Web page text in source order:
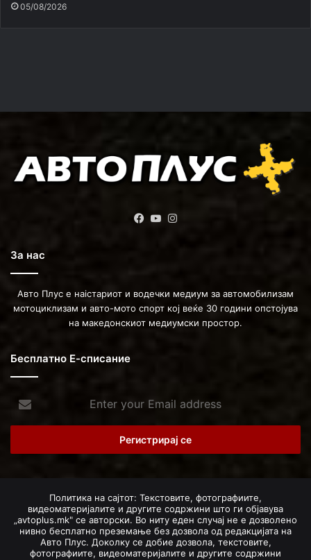
05/08/2026
Facebook
YouTube
За нас
Авто Плус е наістариот и водечки медиум за автомобилизам
мотоциклизам и авто-мото спорт кој веќе 30 години опстојува
на македонскиот медиумски простор.
Бесплатно Е-списание
Enter
your
Email
Политика на сајтот: Текстовите, фотографиите,
видеоматеријалите и другите содржини што ги објавува
„avtoplus.mk" се авторски. Во ниту еден случај не е дозволено
нивно бесплатно преземање без дозвола од редакцијата на
Авто Плус. Доколку се добие дозвола, текстовите,
фотографиите, видеоматеријалите и другите содржини